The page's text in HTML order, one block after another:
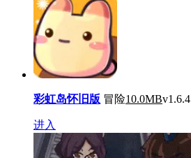
彩虹岛怀旧版 冒险10.0MBv1.6.4
进入